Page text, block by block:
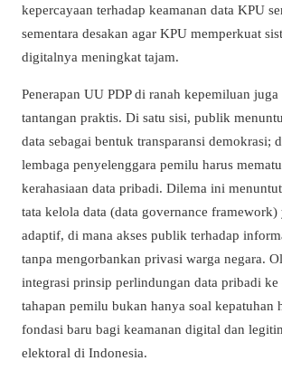
kepercayaan terhadap keamanan data KPU
sementara desakan agar KPU memperkuat
digitalnya meningkat tajam.
Penerapan UU PDP di ranah kepemiluan
tantangan praktis. Di satu sisi, publik
data sebagai bentuk transparansi demokrasi;
lembaga penyelenggara pemilu harus
kerahasiaan data pribadi. Dilema ini
tata kelola data (data governance framework)
adaptif, di mana akses publik terhadap
tanpa mengorbankan privasi warga negara.
integrasi prinsip perlindungan data pribadi ke
tahapan pemilu bukan hanya soal kepatuhan
fondasi baru bagi keamanan digital dan
elektoral di Indonesia.